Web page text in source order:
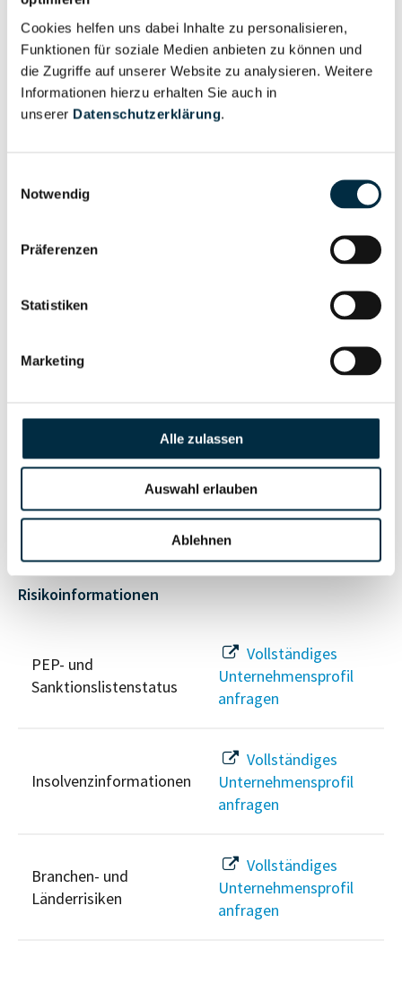
Cookies helfen uns dabei Inhalte zu personalisieren,
Funktionen für soziale Medien anbieten zu können und
die Zugriffe auf unserer Website zu analysieren. Weitere
Informationen hierzu erhalten Sie auch in
unserer Datenschutzerklärung.
Notwendig
Präferenzen
Statistiken
Marketing
Alle zulassen
Auswahl erlauben
Ablehnen
Wirtschaftlich
Berechtigter
Vollständiges
Unternehmensprofil
anfragen
Eigentums- und Kontrollstruktur
Vollständiges
Vollständiges
Unternehmensprofil
Wirtschaftlich
Berechtigten Pfad
Vollständiges
Unternehmensprofil
anfragen
Risikoinformationen
PEP- und
Sanktionslistenstatus
Vollständiges
Unternehmensprofil
anfragen
Insolvenzinformationen
Vollständiges
Unternehmensprofil
anfragen
Branchen- und
Länderrisiken
Vollständiges
Unternehmensprofil
anfragen